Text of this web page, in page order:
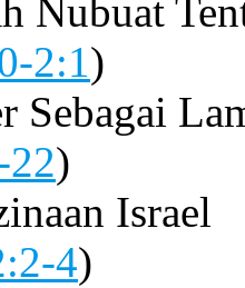
Nubuat
2:1)
Sebagai
)
Israel
4)